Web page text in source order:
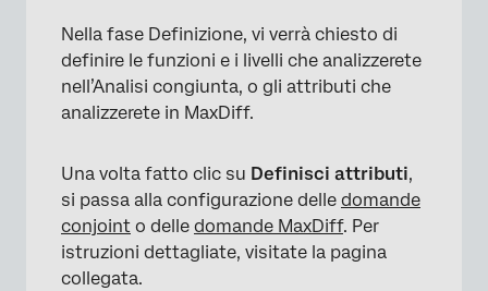
×
Nella fase Definizione, vi verrà chiesto di
definire le funzioni e i livelli che analizzerete
nell’Analisi congiunta, o gli attributi che
analizzerete in MaxDiff.
Una volta fatto clic su Definisci attributi,
si passa alla configurazione delle domande
conjoint o delle domande MaxDiff. Per
istruzioni dettagliate, visitate la pagina
collegata.